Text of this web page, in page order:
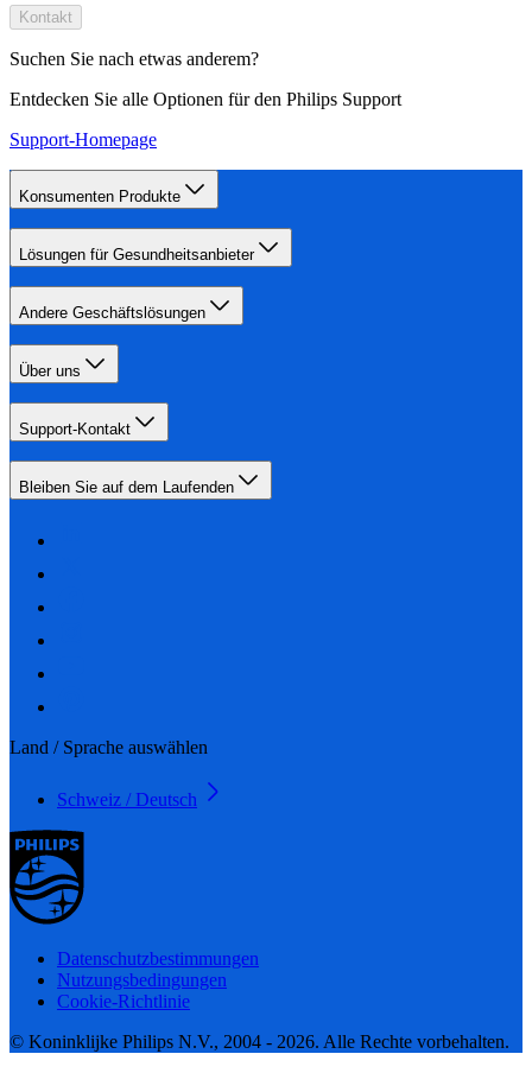
Kontakt
Suchen Sie nach etwas anderem?
Entdecken Sie alle Optionen für den Philips Support
Support-Homepage
Konsumenten Produkte
Lösungen für Gesundheitsanbieter
Andere Geschäftslösungen
Über uns
Support-Kontakt
Bleiben Sie auf dem Laufenden
Land / Sprache auswählen
Schweiz / Deutsch
Datenschutzbestimmungen
Nutzungsbedingungen
Cookie-Richtlinie
© Koninklijke Philips N.V., 2004 - 2026. Alle Rechte vorbehalten.